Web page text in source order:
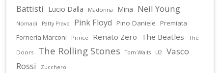
Battisti
Lucio Dalla Madonna Mina Neil Young
Nomadi Patty Pravo Pink Floyd Pino Daniele
Premiata
Forneria Marconi
Prince Renato Zero The Beatles
The
Doors
The Rolling Stones Tom Waits U2
Vasco
Rossi
Zucchero